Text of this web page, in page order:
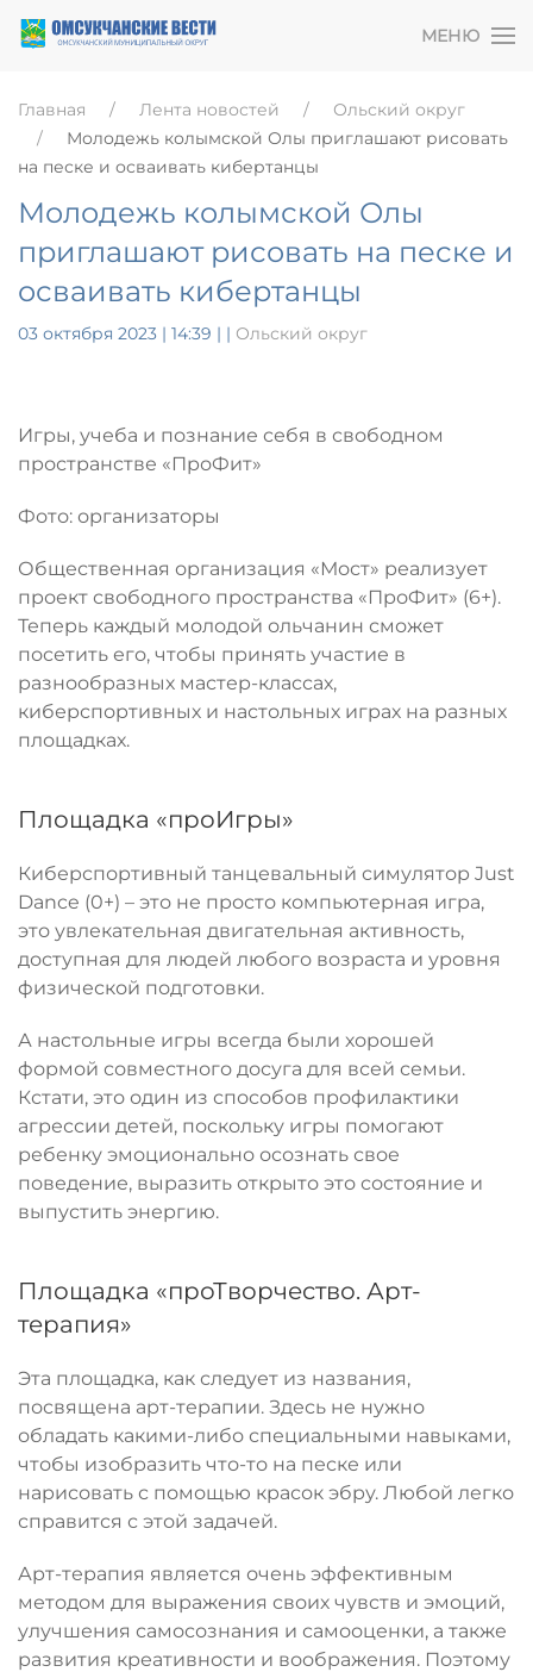
МЕНЮ
Главная Лента новостей
Ольский округ
Молодежь колымской Олы приглашают рисовать
на песке и осваивать кибертанцы
Молодежь колымской Олы
приглашают рисовать на песке и
осваивать кибертанцы
03 октября 2023 | 14:39 | | Ольский округ
Игры, учеба и познание себя в свободном
пространстве «ПроФит»
Фото: организаторы
Общественная организация «Мост» реализует
проект свободного пространства «ПроФит» (6+).
Теперь каждый молодой ольчанин сможет
посетить его, чтобы принять участие в
разнообразных мастер-классах,
киберспортивных и настольных играх на разных
площадках.
Площадка «проИгры»
Киберспортивный танцевальный симулятор Just
Dance (0+) – это не просто компьютерная игра,
это увлекательная двигательная активность,
доступная для людей любого возраста и уровня
физической подготовки.
А настольные игры всегда были хорошей
формой совместного досуга для всей семьи.
Кстати, это один из способов профилактики
агрессии детей, поскольку игры помогают
ребенку эмоционально осознать свое
поведение, выразить открыто это состояние и
выпустить энергию.
Площадка «проТворчество. Арт-
терапия»
Эта площадка, как следует из названия,
посвящена арт-терапии. Здесь не нужно
обладать какими-либо специальными навыками,
чтобы изобразить что-то на песке или
нарисовать с помощью красок эбру. Любой легко
справится с этой задачей.
Арт-терапия является очень эффективным
методом для выражения своих чувств и эмоций,
улучшения самосознания и самооценки, а также
развития креативности и воображения. Поэтому